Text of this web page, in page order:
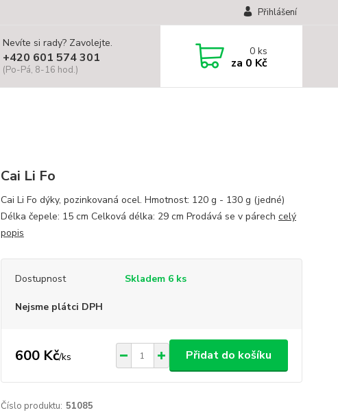
Přihlášení
Nevíte si rady? Zavolejte.
+420 601 574 301
(Po-Pá, 8-16 hod.)
0ks
za 0 Kč
Cai Li Fo
Cai Li Fo dýky, pozinkovaná ocel. Hmotnost: 120 g - 130 g (jedné)
Délka čepele: 15 cm Celková délka: 29 cm Prodává se v párech celý
popis
Dostupnost Skladem 6 ks
Nejsme plátci DPH
600 Kč/ks Přidat do košíku
Číslo produktu: 51085